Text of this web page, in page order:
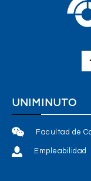
UNIMINUTO
Facultad de
Empleabilidad